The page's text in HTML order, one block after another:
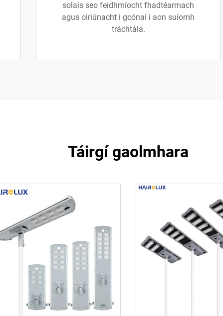
solais seo feidhmíocht fhadtéarmach
agus oiriúnacht i gcónaí i aon suíomh
tráchtála.
Táirgí gaolmhara